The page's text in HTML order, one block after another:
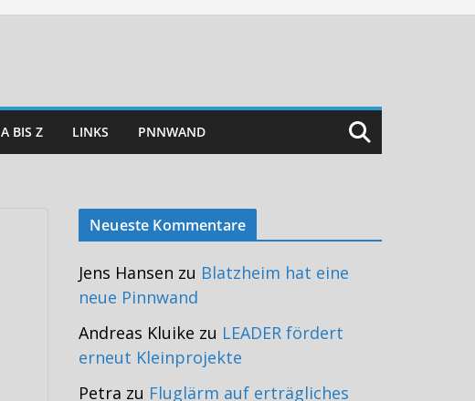
A BIS Z LINKS PNNWAND
Neueste Kommentare
Jens Hansen zu Blatzheim hat eine
neue Pinnwand
Andreas Kluike zu LEADER fördert
erneut Kleinprojekte
Petra zu Fluglärm auf erträgliches